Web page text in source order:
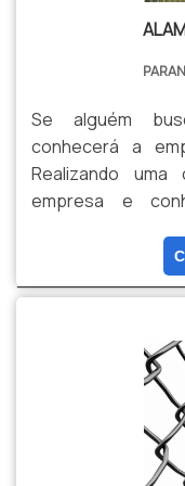
Se alguém
conhecerá a
Realizando
empresa e
RELEVANTES
pesquisa na
site da Paraná
grade de
garantindo o que
focando em
empresa, a
serviços com